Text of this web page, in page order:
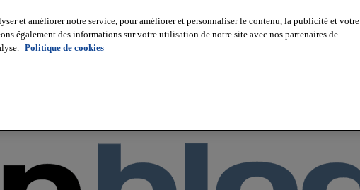
et améliorer notre service, pour améliorer et personnaliser le contenu, la publicité et votre
également des informations sur votre utilisation de notre site avec nos partenaires de
Politique de cookies